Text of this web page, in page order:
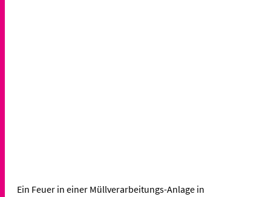
Ein Feuer in einer Müllverarbeitungs-Anlage in